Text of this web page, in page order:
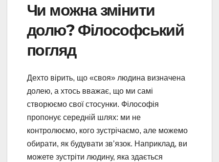
Чи можна змінити
долю? Філософський
погляд
Дехто вірить, що «своя» людина визначена
долею, а хтось вважає, що ми самі
створюємо свої стосунки. Філософія
пропонує середній шлях: ми не
контролюємо, кого зустрічаємо, але можемо
обирати, як будувати зв’язок. Наприклад, ви
можете зустріти людину, яка здається